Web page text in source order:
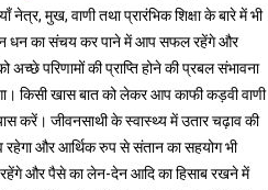
मुख, वाणी तथा प्रारंभिक शिक्षा के बारे में भी
धन का संचय कर पाने में आप सफल रहेंगे और
परिणामों की प्राप्ति होने की प्रबल संभावना
किसी खास बात को लेकर आप काफी कड़वी वाणी
जीवनसाथी के स्वास्थ्य में उतार चढ़ाव की
रहेगा और आर्थिक रुप से संतान का सहयोग भी
रहेंगे और पैसे का लेन-देन आदि का हिसाब रखने में